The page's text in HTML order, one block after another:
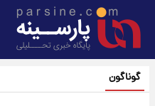
گوناگون